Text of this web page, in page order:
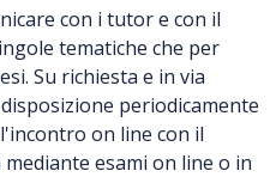
con i tutor e con il
tematiche che per
Su richiesta e in via
periodicamente
on line con il
esami on line o in